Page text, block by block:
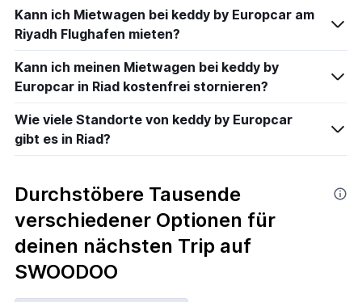
Kann ich Mietwagen bei keddy by Europcar am
Riyadh Flughafen mieten?
Kann ich meinen Mietwagen bei keddy by
Europcar in Riad kostenfrei stornieren?
Wie viele Standorte von keddy by Europcar
gibt es in Riad?
Durchstöbere Tausende
verschiedener Optionen für
deinen nächsten Trip auf
SWOODOO